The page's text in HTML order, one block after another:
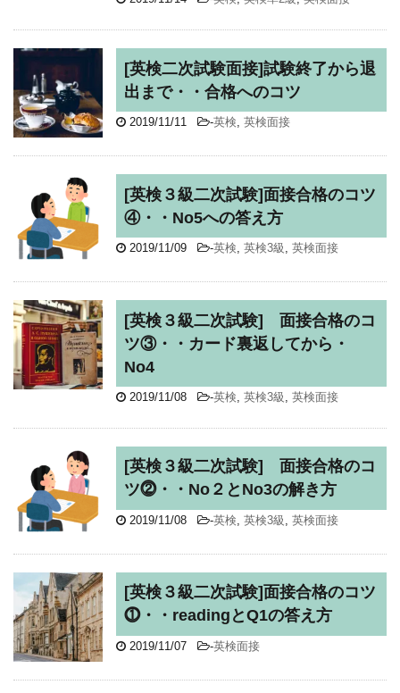
[英検二次試験面接]試験終了から退
出まで・・合格へのコツ
2019/11/11 -英検 英検面接
[英検３級二次試験]面接合格のコツ
④・・No5への答え方
2019/11/09 -英検 英検3級 英検面接
[英検３級二次試験] 面接合格のコ
ツ③・・カード裏返してから・
No4
2019/11/08 -英検 英検3級 英検面接
[英検３級二次試験] 面接合格のコ
ツ⓶・・No２とNo3の解き方
2019/11/08 -英検 英検3級 英検面接
[英検３級二次試験]面接合格のコツ
⓵・・readingとQ1の答え方
2019/11/07 -英検面接